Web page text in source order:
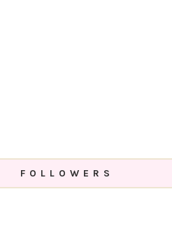
FOLLOWERS